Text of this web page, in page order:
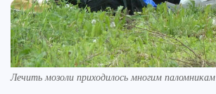
Лечить мозоли приходилось многим паломникам